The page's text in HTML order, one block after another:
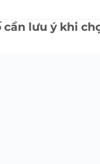
cần lưu ý khi